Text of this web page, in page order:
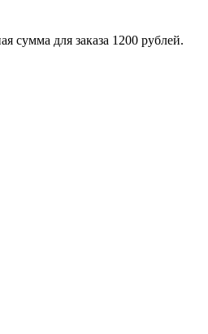
сумма для заказа 1200 рублей.